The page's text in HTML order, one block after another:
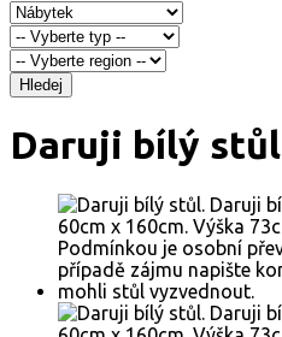
Hledej
Daruji bílý stůl